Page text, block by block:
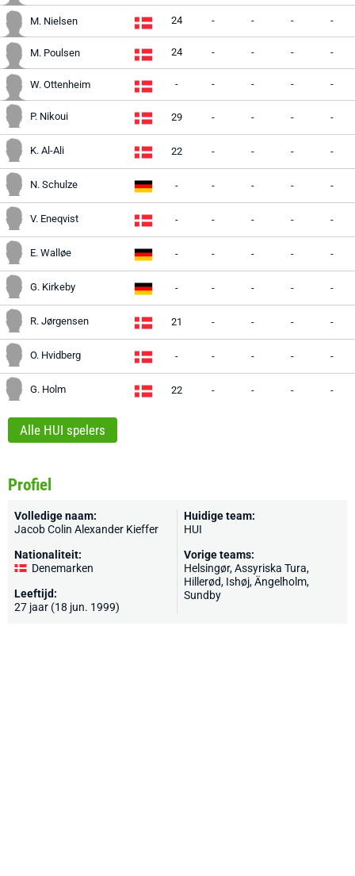
M. Nielsen 24 - - - -
M. Poulsen 24 - - - -
W. Ottenheim - - - - -
P. Nikoui 29 - - - -
K. Al-Ali 22 - - - -
N. Schulze - - - - -
V. Eneqvist - - - - -
E. Walløe - - - - -
G. Kirkeby - - - - -
R. Jørgensen 21 - - - -
O. Hvidberg - - - - -
G. Holm 22 - - - -
Alle HUI spelers
Profiel
Volledige naam:
Jacob Colin Alexander Kieffer
Nationaliteit:
Denemarken
Leeftijd:
27 jaar (18 jun. 1999)
Huidige team:
HUI
Vorige teams:
Helsingør, Assyriska Tura,
Hillerød, Ishøj, Ängelholm,
Sundby